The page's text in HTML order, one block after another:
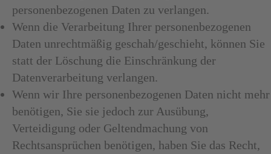
personenbezogenen Daten zu verlangen.
Wenn die Verarbeitung Ihrer personenbezogenen
Daten unrechtmäßig geschah/geschieht, können Sie
statt der Löschung die Einschränkung der
Datenverarbeitung verlangen.
Wenn wir Ihre personenbezogenen Daten nicht mehr
benötigen, Sie sie jedoch zur Ausübung,
Verteidigung oder Geltendmachung von
Rechtsansprüchen benötigen, haben Sie das Recht,